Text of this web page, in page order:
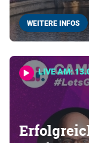
WEITERE INFOS
LIVE AM: